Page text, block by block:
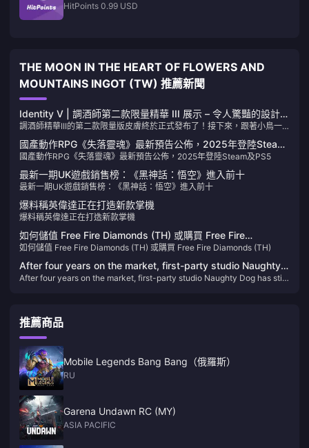
HitPoints 0.99 USD
THE MOON IN THE HEART OF FLOWERS AND
MOUNTAINS INGOT (TW) 推薦新聞
Identity V | 調酒師第二款限量精華 III 展示 – 令人驚豔的設計與
出色的視覺品質！
調酒師精華III的第二款限量版皮膚終於正式發布了！接下來，跟著小鳥一
起看看遊戲中這三款皮膚的模型和特效吧～
國產動作RPG《失落靈魂》最新預告公佈，2025年登陸Steam
及PS5
國產動作RPG《失落靈魂》最新預告公佈，2025年登陸Steam及PS5
最新一期UK遊戲銷售榜：《黑神話：悟空》進入前十
最新一期UK遊戲銷售榜：《黑神話：悟空》進入前十
爆料稱英偉達正在打造新款掌機
爆料稱英偉達正在打造新款掌機
如何儲值 Free Fire Diamonds (TH) 或購買 Free Fire
Diamonds (TH)
如何儲值 Free Fire Diamonds (TH) 或購買 Free Fire Diamonds (TH)
After four years on the market, first-party studio Naughty
Dog has still not launched a new game on PS5
After four years on the market, first-party studio Naughty Dog has still
推薦商品
Mobile Legends Bang Bang（俄羅斯）
RU
Garena Undawn RC (MY)
ASIA PACIFIC